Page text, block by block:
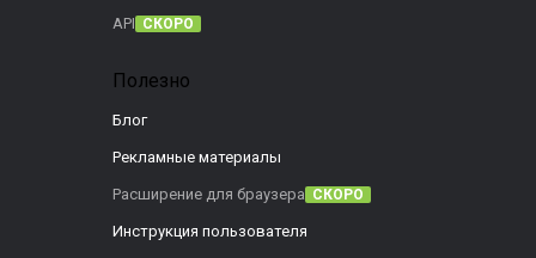
API СКОРО
Полезно
Блог
Рекламные материалы
Расширение для браузера СКОРО
Инструкция пользователя